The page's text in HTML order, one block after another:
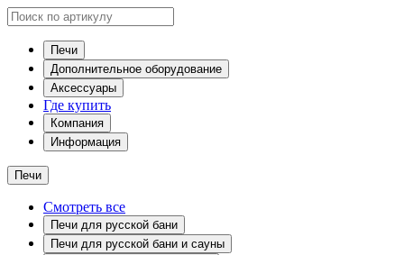
Печи
Дополнительное оборудование
Аксессуары
Где купить
Компания
Информация
Печи
Смотреть все
Печи для русской бани
Печи для русской бани и сауны